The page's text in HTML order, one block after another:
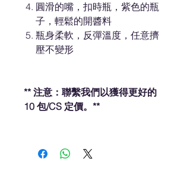
圓滑的嘴，扣時瓶，紫色的瓶
子，輕鬆的開醬料
瓶身柔軟，反彈溫度，任意擠
壓不變形
** 注意：聯繫我們以獲得更好的
10 包/CS 定價。**